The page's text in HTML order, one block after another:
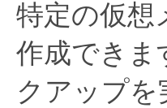
特定の仮想
作成できま
クアップを